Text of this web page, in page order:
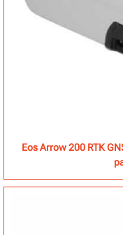
Eos Arrow 200 RTK